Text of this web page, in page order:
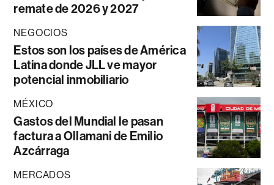
remate de 2026 y 2027
NEGOCIOS
Estos son los países de América
Latina donde JLL ve mayor
potencial inmobiliario
MÉXICO
Gastos del Mundial le pasan
factura a Ollamani de Emilio
Azcárraga
MERCADOS